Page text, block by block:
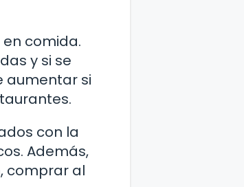
comida.
y si se
aumentar si
con la
Además,
comprar al